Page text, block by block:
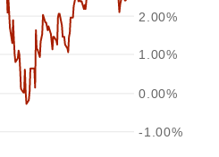
-1.00%
0.00%
1.00%
2.00%